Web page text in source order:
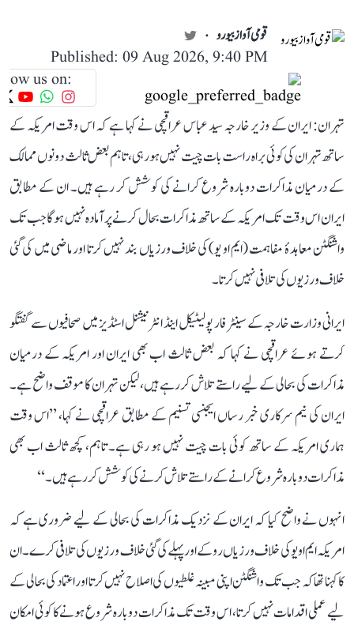
قومی آواز بیورو
Published: 09 Aug 2026, 9:40 PM
us on:
تہران: ایران کے وزیر خارجہ سید عباس عراقچی نے کہا ہے کہ اس وقت امریکہ کے
ساتھ تہران کی کوئی براہ راست بات چیت نہیں ہو رہی، تاہم بعض ثالث دونوں ممالک
کے درمیان مذاکرات دوبارہ شروع کرانے کی کوشش کر رہے ہیں۔ ان کے مطابق
ایران اس وقت تک امریکہ کے ساتھ مذاکرات بحال کرنے پر آمادہ نہیں ہوگا جب تک
واشنگٹن معاہدۂ مفاہمت (ایم او یو) کی خلاف ورزیاں بند نہیں کرتا اور ماضی میں کی گئی
خلاف ورزیوں کی تلافی نہیں کرتا۔
ایرانی وزارت خارجہ کے سینٹر فار پولیٹیکل اینڈ انٹرنیشنل اسٹڈیز میں صحافیوں سے گفتگو
کرتے ہوئے عراقچی نے کہا کہ بعض ثالث اب بھی ایران اور امریکہ کے درمیان
مذاکرات کی بحالی کے لیے راستے تلاش کر رہے ہیں، لیکن تہران کا موقف واضح ہے۔
ایران کی نیم سرکاری خبر رساں ایجنسی تسنیم کے مطابق عراقچی نے کہا، ’’اس وقت
ہماری امریکہ کے ساتھ کوئی بات چیت نہیں ہو رہی ہے۔ تاہم، کچھ ثالث اب بھی
مذاکرات دوبارہ شروع کرانے کے راستے تلاش کرنے کی کوشش کر رہے ہیں۔‘‘
انہوں نے واضح کیا کہ ایران کے نزدیک مذاکرات کی بحالی کے لیے ضروری ہے کہ
امریکہ ایم او یو کی خلاف ورزیاں روکے اور پہلے کی گئی خلاف ورزیوں کی تلافی کرے۔ ان
کا کہنا تھا کہ جب تک واشنگٹن اپنی مبینہ غلطیوں کی اصلاح نہیں کرتا اور اعتماد کی بحالی کے
لیے عملی اقدامات نہیں کرتا، اس وقت تک مذاکرات دوبارہ شروع ہونے کا کوئی امکان